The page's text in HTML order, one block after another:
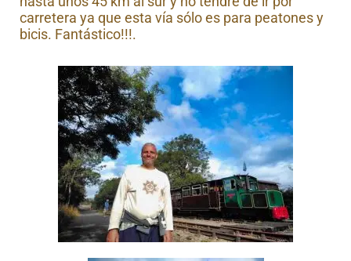
carretera ya que esta vía sólo es para peatones y
bicis. Fantástico!!!.